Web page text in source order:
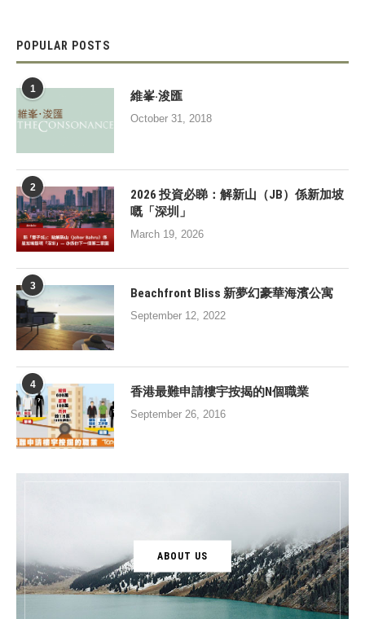
POPULAR POSTS
1 維峯‧浚匯
October 31, 2018
2
2026 投資必睇：解新山（JB）係新加坡
嘅「深圳」
March 19, 2026
3 Beachfront Bliss 新夢幻豪華海濱公寓
September 12, 2022
4 香港最難申請樓宇按揭的N個職業
September 26, 2016
ABOUT US